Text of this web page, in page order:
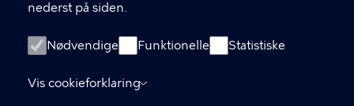
nederst på siden.
Nødvendige Funktionelle Statistiske
Vis cookieforklaring
Basement på Facebook
Basement på Instagram
Tilmeld dig vores nyhedsbrev